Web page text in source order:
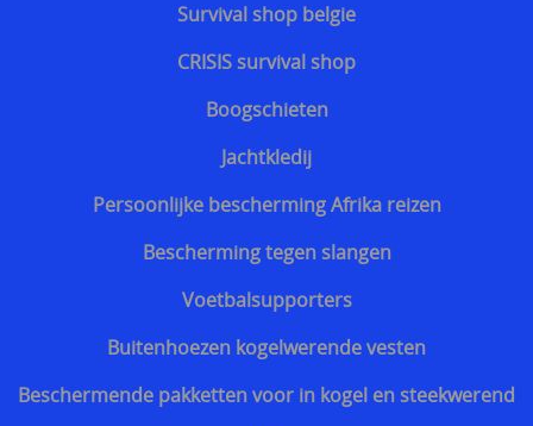
Zoekhulp
Professioneel steekwerend vest bewakingsagenten
Discrete steekvest dagelijks gebruik
Bescherming tegen kogels van geweren
Survival shop belgie
CRISIS survival shop
Boogschieten
Jachtkledij
Persoonlijke bescherming Afrika reizen
Bescherming tegen slangen
Voetbalsupporters
Buitenhoezen kogelwerende vesten
Beschermende pakketten voor in kogel en steekwerend